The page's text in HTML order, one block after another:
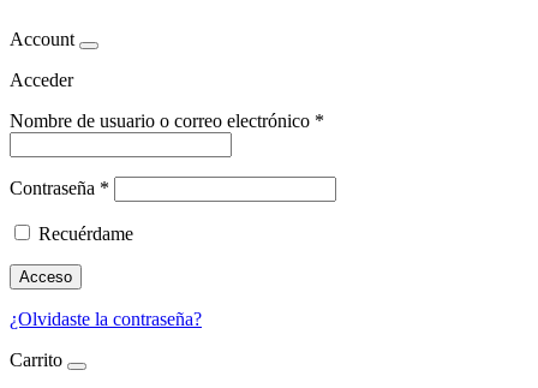
Account
Acceder
Nombre de usuario o correo electrónico *
Contraseña *
Recuérdame
Acceso
¿Olvidaste la contraseña?
Carrito